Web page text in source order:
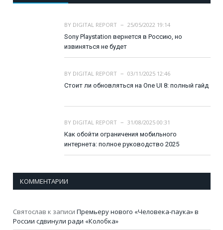
BY DIGITAL REPORT
25/05/2022 19:14
Sony Playstation вернется в Россию, но
извиняться не будет
BY DIGITAL REPORT
03/11/2025 12:46
Стоит ли обновляться на One UI 8: полный гайд
BY DIGITAL REPORT
31/08/2025 00:31
Как обойти ограничения мобильного
интернета: полное руководство 2025
КОММЕНТАРИИ
Святослав к записи Премьеру нового «Человека-паука» в
России сдвинули ради «Колобка»